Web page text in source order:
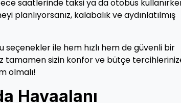
saatlerinde taksi ya da otobüs
planlıyorsanız, kalabalık ve aydınlatılmış
ile hem hızlı hem de güvenli bir
tamamen sizin konfor ve bütçe
olmalı!
Havaalanı